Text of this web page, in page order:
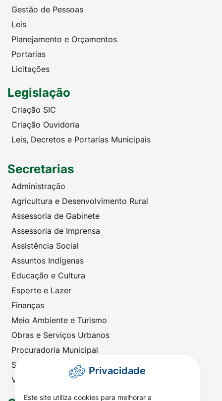
Gestão de Pessoas
Leis
Planejamento e Orçamentos
Portarias
Licitações
Legislação
Criação SIC
Criação Ouvidoria
Leis, Decretos e Portarias Municipais
Secretarias
Administração
Agricultura e Desenvolvimento Rural
Assessoria de Gabinete
Assessoria de Imprensa
Assistência Social
Assuntos Indígenas
Educação e Cultura
Esporte e Lazer
Finanças
Meio Ambiente e Turismo
Obras e Serviços Urbanos
Procuradoria Municipal
Saúde
Viação e Transportes
Privacidade
Este site utiliza cookies para melhorar a